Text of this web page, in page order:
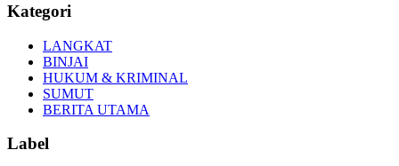
Kategori
LANGKAT
BINJAI
HUKUM & KRIMINAL
SUMUT
BERITA UTAMA
Label